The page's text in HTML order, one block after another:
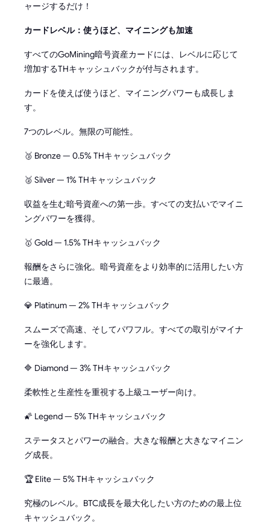
ャージするだけ！
カードレベル：使うほど、マイニングも加速
すべてのGoMining暗号資産カードには、レベルに応じて
増加するTHキャッシュバックが付与されます。
カードを使えば使うほど、マイニングパワーも成長しま
す。
7つのレベル。無限の可能性。
🥉 Bronze — 0.5% THキャッシュバック
🥈 Silver — 1% THキャッシュバック
収益を生む暗号資産への第一歩。すべての支払いでマイニ
ングパワーを獲得。
🥇 Gold — 1.5% THキャッシュバック
報酬をさらに強化。暗号資産をより効率的に活用したい方
に最適。
💎 Platinum — 2% THキャッシュバック
スムーズで高速、そしてパワフル。すべての取引がマイナ
ーを強化します。
🔷 Diamond — 3% THキャッシュバック
柔軟性と生産性を重視する上級ユーザー向け。
🌠 Legend — 5% THキャッシュバック
ステータスとパワーの融合。大きな報酬と大きなマイニン
グ成長。
🏆 Elite — 5% THキャッシュバック
究極のレベル。BTC成長を最大化したい方のための最上位
キャッシュバック。